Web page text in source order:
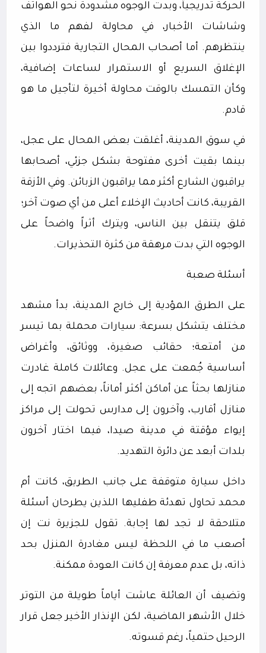
الحركة تدريجياً، وبدت الوجوه مشدودة نحو الهواتف
وشاشات الأخبار، في محاولة لفهم ما الذي
ينتظرهم. أما أصحاب المحال التجارية فترددوا بين
الإغلاق السريع أو الاستمرار لساعات إضافية،
وكأن التمسك بالوقت محاولة أخيرة لتأجيل ما هو
قادم.
في سوق المدينة، أغلقت بعض المحال على عجل،
بينما بقيت أخرى مفتوحة بشكل جزئي، أصحابها
يراقبون الشارع أكثر مما يراقبون الزبائن. وفي الأزقة
القريبة، كانت أحاديث الإخلاء أعلى من أي صوت آخر؛
قلق يتنقل بين الناس، ويترك أثراً واضحاً على
الوجوه التي بدت مرهقة من كثرة التحذيرات.
أسئلة صعبة
على الطرق المؤدية إلى خارج المدينة، بدأ مشهد
مختلف يتشكل بسرعة: سيارات محملة بما تيسر
من أمتعة؛ حقائب صغيرة، ووثائق، وأغراض
أساسية جُمعت على عجل. وعائلات كاملة غادرت
منازلها بحثاً عن أماكن أكثر أماناً، بعضهم اتجه إلى
منازل أقارب، وآخرون إلى مدارس تحولت إلى مراكز
إيواء مؤقتة في مدينة صيدا، فيما اختار آخرون
بلدات أبعد عن دائرة التهديد.
داخل سيارة متوقفة على جانب الطريق، كانت أم
محمد تحاول تهدئة طفليها اللذين يطرحان أسئلة
متلاحقة لا تجد لها إجابة. تقول للجزيرة نت إن
أصعب ما في اللحظة ليس مغادرة المنزل بحد
ذاته، بل عدم معرفة إن كانت العودة ممكنة.
وتضيف أن العائلة عاشت أياماً طويلة من التوتر
خلال الأشهر الماضية، لكن الإنذار الأخير جعل قرار
الرحيل حتمياً، رغم قسوته.